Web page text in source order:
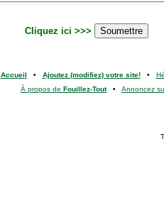
Cliquez ici >>>
Accueil • Ajoutez (modifiez) votre site!•
À propos de Fouillez-Tout• Annoncez